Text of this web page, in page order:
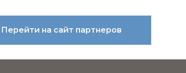
Перейти на сайт партнеров